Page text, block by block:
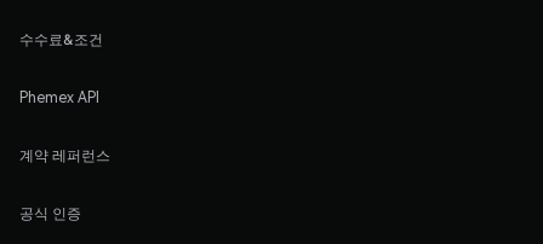
수수료&조건
Phemex API
계약 레퍼런스
공식 인증